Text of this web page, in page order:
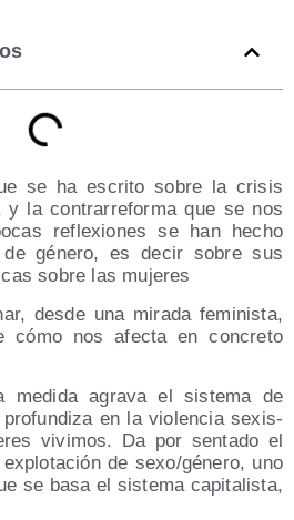
se ha escri­to sobre la cri­sis
y la con­tra­rre­for­ma que se nos
refle­xio­nes se han hecho
géne­ro, es decir sobre sus
sobre las mujeres
des­de una mira­da femi­nis­ta,
cómo nos afec­ta en con­cre­to
medi­da agra­va el sis­te­ma de
en la vio­len­cia sexis­
vivi­mos. Da por sen­ta­do el
de sexo/​género, uno
se basa el sis­te­ma capi­ta­lis­ta,